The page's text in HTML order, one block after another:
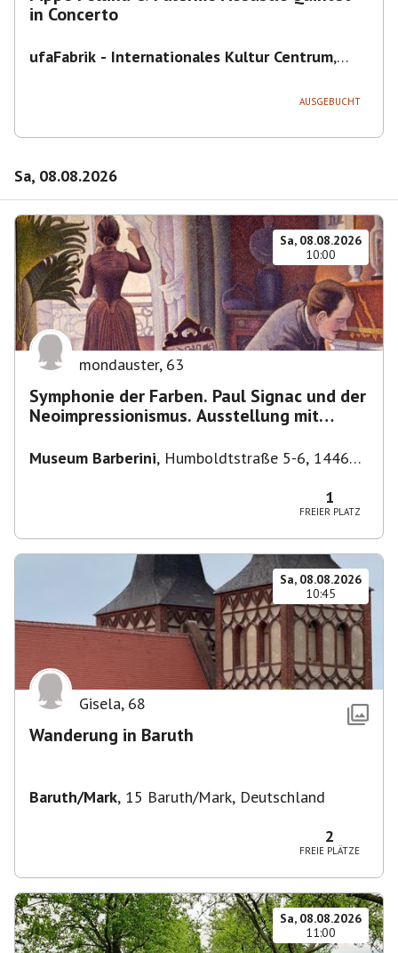
in Concerto
ufaFabrik - Internationales Kultur Centrum,
AUSGEBUCHT
Sa, 08.08.2026
Sa, 08.08.2026
10:00
mondauster, 63
Symphonie der Farben. Paul Signac und der
Neoimpressionismus. Ausstellung mit
Museum Barberini, Humboldtstraße 5-6, 14467
1
FREIER PLATZ
Sa, 08.08.2026
10:45
Gisela, 68
Wanderung in Baruth
Baruth/Mark, 15 Baruth/Mark, Deutschland
2
FREIE PLÄTZE
Sa, 08.08.2026
11:00